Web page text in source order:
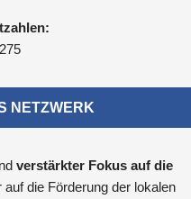
NETZWERK
verstärkter Fokus auf die
die Förderung der lokalen